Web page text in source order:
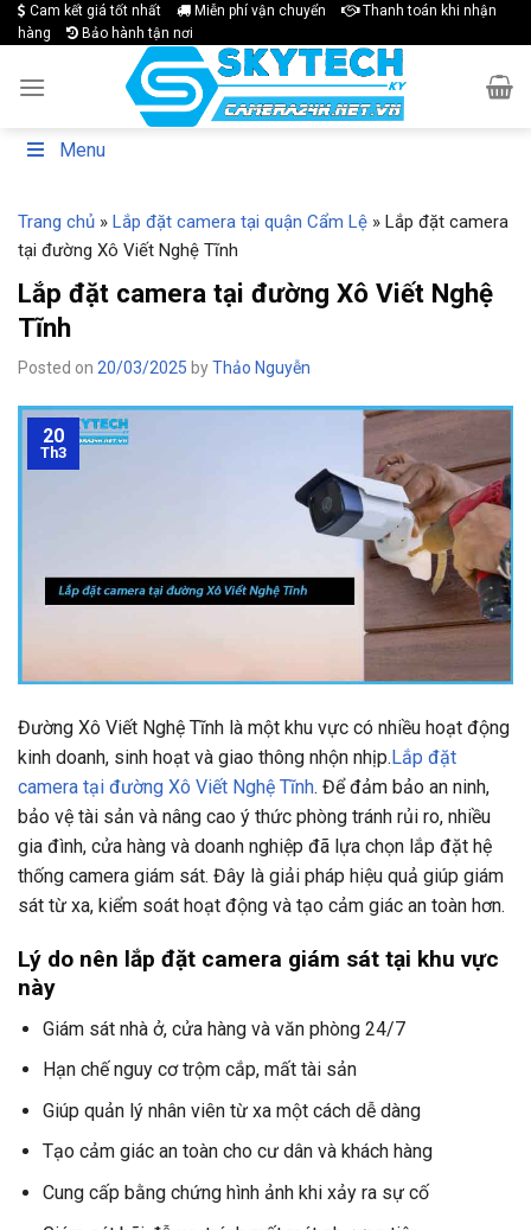
Skip
to
Cam kết giá tốt nhất Miễn phí vận chuyển
Thanh toán khi nhận
hàng
Bảo hành tận nơi
Menu
Trang chủ » Lắp đặt camera tại quận Cẩm Lệ » Lắp đặt camera
tại đường Xô Viết Nghệ Tĩnh
Lắp đặt camera tại đường Xô Viết Nghệ
Tĩnh
Posted on 20/03/2025 byThảo Nguyễn
20
Th3
Đường Xô Viết Nghệ Tĩnh là một khu vực có nhiều hoạt động
kinh doanh, sinh hoạt và giao thông nhộn nhịp. Lắp đặt
camera tại đường Xô Viết Nghệ Tĩnh. Để đảm bảo an ninh,
bảo vệ tài sản và nâng cao ý thức phòng tránh rủi ro, nhiều
gia đình, cửa hàng và doanh nghiệp đã lựa chọn lắp đặt hệ
thống camera giám sát. Đây là giải pháp hiệu quả giúp giám
sát từ xa, kiểm soát hoạt động và tạo cảm giác an toàn hơn.
Lý do nên lắp đặt camera giám sát tại khu vực
này
Giám sát nhà ở, cửa hàng và văn phòng 24/7
Hạn chế nguy cơ trộm cắp, mất tài sản
Giúp quản lý nhân viên từ xa một cách dễ dàng
Tạo cảm giác an toàn cho cư dân và khách hàng
Cung cấp bằng chứng hình ảnh khi xảy ra sự cố